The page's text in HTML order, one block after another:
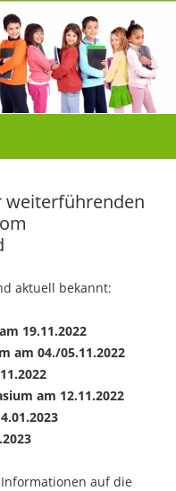
weiterführenden
aktuell bekannt:
am 19.11.2022
am 04./05.11.2022
am 12.11.2022
.01.2023
3
auf die